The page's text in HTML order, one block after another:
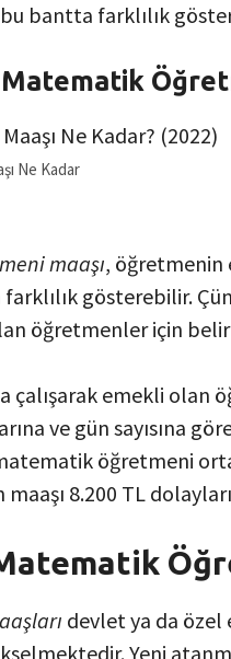
bantta farklılık
Ne Kadar
maaşı, öğretmenin
gösterebilir.
öğretmenler için
çalışarak emekli olan
ve gün sayısına
öğretmeni
8.200 TL
devlet ya da
Yeni